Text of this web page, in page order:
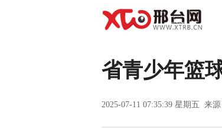
省青少年篮
2025-07-11 07:35:39 星期五 来